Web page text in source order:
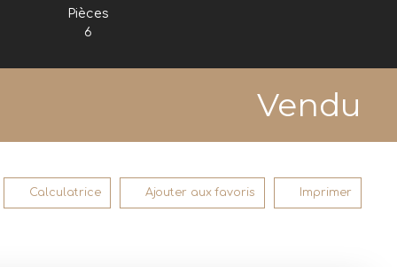
Pièces
6
Vendu
Calculatrice Ajouter aux favoris Imprimer